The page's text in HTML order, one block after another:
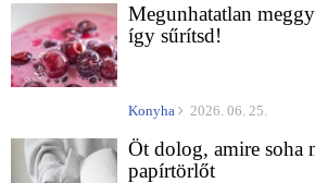
Megunhatatlan
így sűrítsd!
Konyha 2026. 06. 25.
Öt dolog, amire soha
papírtörlőt